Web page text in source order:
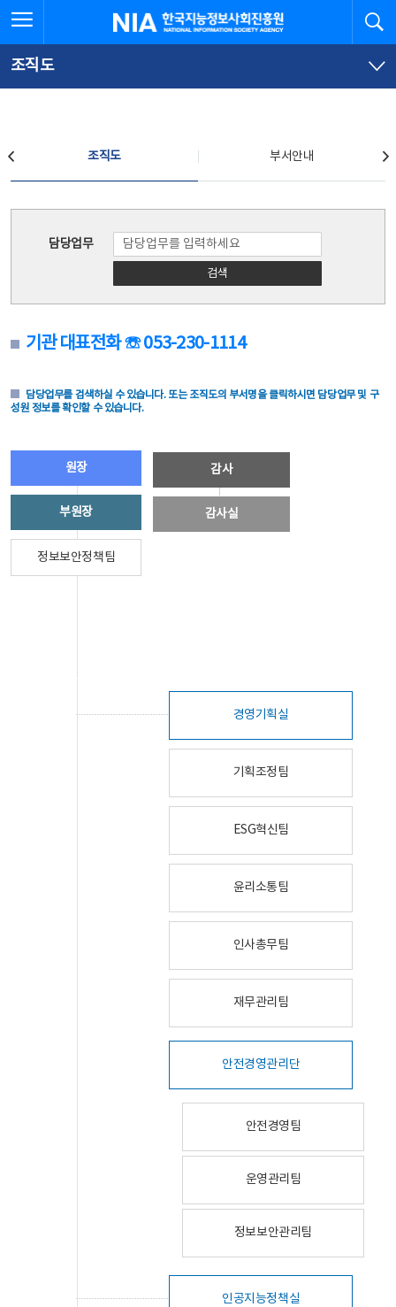
문
로
가
체
뉴
바
가
한국지능정보사회진흥원
조직도
조직도 부서안내
담당업무
검색
기관 대표전화 ☏ 053-230-1114
담당업무를 검색하실 수 있습니다. 또는 조직도의 부서명을 클릭하시면 담당업무 및 구
성원 정보를 확인할 수 있습니다.
원장
부원장
정보보안정책팀
감사
감사실
경영기획실
기획조정팀
ESG혁신팀
윤리소통팀
인사총무팀
재무관리팀
안전경영관리단
안전경영팀
운영관리팀
정보보안관리팀
인공지능정책실